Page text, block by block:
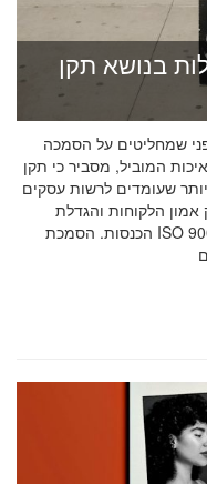
בנושא תקן
לדעת לפני שמחליטים על הסמכה
המוביל, מסביר כי תקן
ביותר שעומדים לרשות עסקים
אמון הלקוחות והגדלת
הכנסות. הסמכת ISO 9001 מוכיחה ללקוחות, לשותפים ולמשקיעים